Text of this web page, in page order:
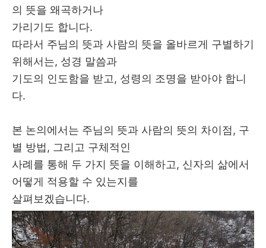
의 뜻을 왜곡하거나
가리기도 합니다.
따라서 주님의 뜻과 사람의 뜻을 올바르게 구별하기
위해서는, 성경 말씀과
기도의 인도함을 받고 , 성령의 조명을 받아야 합니
다.
본 논의에서는 주님의 뜻과 사람의 뜻의 차이점, 구
별 방법 , 그리고 구체적인
사례를 통해 두 가지 뜻을 이해하고 , 신자의 삶에서
어떻게 적용할 수 있는지를
살펴보겠습니다.